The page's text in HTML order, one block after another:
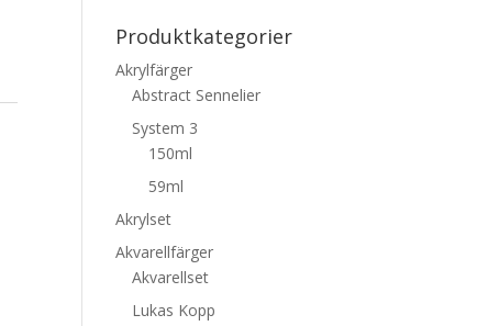
Produktkategorier
Akrylfärger
Abstract Sennelier
System 3
150ml
59ml
Akrylset
Akvarellfärger
Akvarellset
Lukas Kopp